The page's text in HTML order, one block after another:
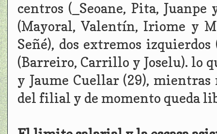
centros (_Seoane, Pita,
(Mayoral, Valentín, Iriome y
Señé), dos extremos
(Barreiro, Carrillo y Joselu). lo
y Jaume Cuellar (29),
del filial y de momento queda